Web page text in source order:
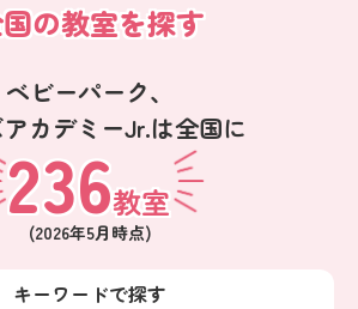
の教室を探す
ベビーパーク、
アカデミーJr.は全国に
236教室
(2026年5月 時点)
キーワードで探す